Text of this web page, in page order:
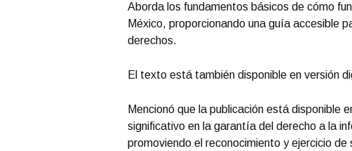
Aborda los fundamentos básicos de cómo
México, proporcionando una guía accesible
derechos.
El texto está también disponible en versión
Mencionó que la publicación está disponible
significativo en la garantía del derecho a la
promoviendo el reconocimiento y ejercicio